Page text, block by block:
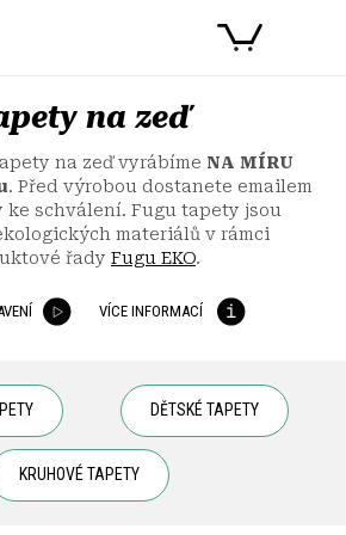
NÁKUPNÍ
na zeď
na zeď vyrábíme NA MÍRU
. Před výrobou dostanete emailem
schválení. Fugu tapety jsou
materiálů v rámci
řady Fugu EKO.
VÍCE INFORMACÍ
DĚTSKÉ TAPETY
KRUHOVÉ TAPETY
PŘIHLÁSIT SE